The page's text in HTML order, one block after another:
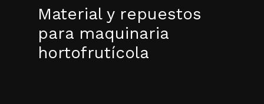
Material y repuestos
para maquinaria
hortofrutícola